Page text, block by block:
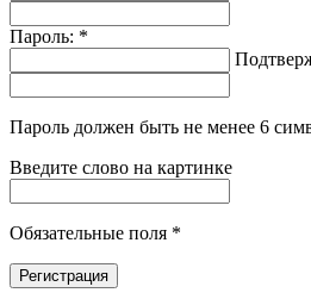
Пароль: *
Пароль должен быть не менее 6
Введите слово на картинке
Обязательные поля *
Регистрация